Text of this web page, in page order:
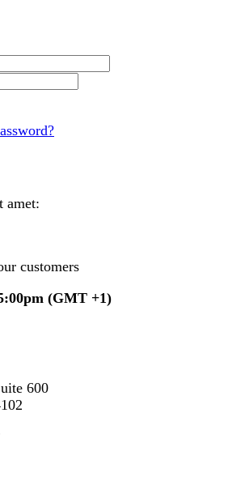
amet:
customers
(GMT +1)
600